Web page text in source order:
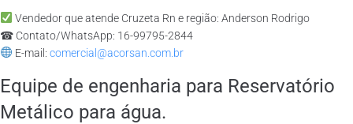
Vendedor que atende Cruzeta Rn e região: Anderson Rodrigo
☎ Contato/WhatsApp: 16-99795-2844
E-mail: comercial@acorsan.com.br
Equipe de engenharia para Reservatório
Metálico para água.